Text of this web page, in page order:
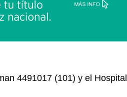
4491017 (101) y el Hospital